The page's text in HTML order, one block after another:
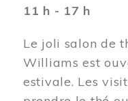
11 h - 17 h
Le joli salon de
Williams est
estivale. Les